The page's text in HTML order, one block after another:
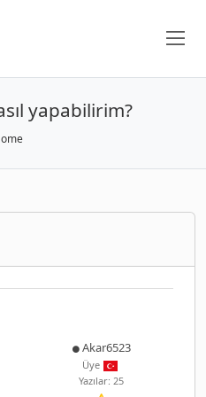
yapabilirim?
Akar6523
Üye
Yazılar: 25